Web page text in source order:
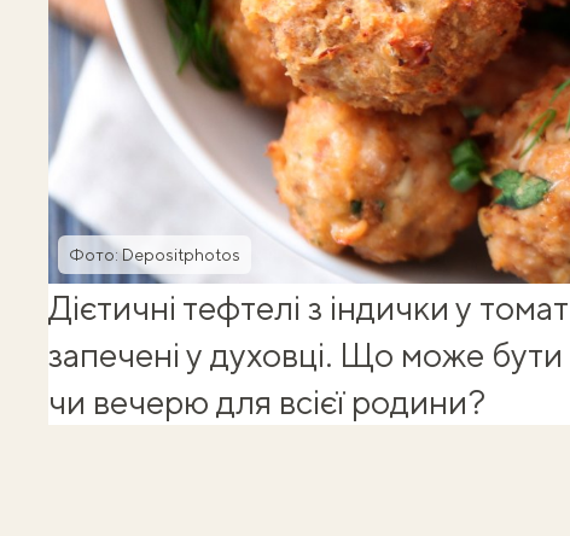
Фото: Depositphotos
Дієтичні тефтелі з індички у
запечені у духовці. Що може
чи вечерю для всієї родини?